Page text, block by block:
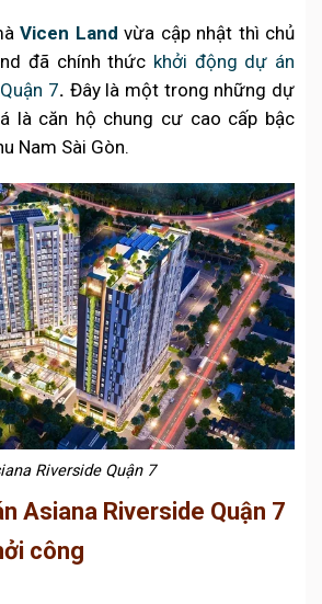
Vicen Land vừa cập nhật thì chủ
đã chính thức khởi động dự án
7. Đây là một trong những dự
là căn hộ chung cư cao cấp bậc
Nam Sài Gòn.
Riverside Quận 7
Asiana Riverside Quận 7
công